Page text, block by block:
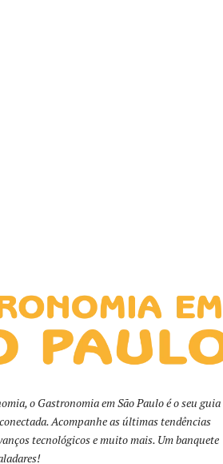
o Gastronomia em São Paulo é o seu guia
Acompanhe as últimas tendências
tecnológicos e muito mais. Um banquete